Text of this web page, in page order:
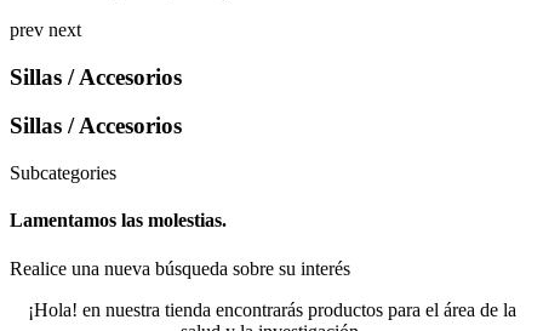
prev next
Sillas / Accesorios
Sillas / Accesorios
Subcategories
Lamentamos las molestias.
Realice una nueva búsqueda sobre su interés
¡Hola! en nuestra tienda encontrarás productos para el área de la